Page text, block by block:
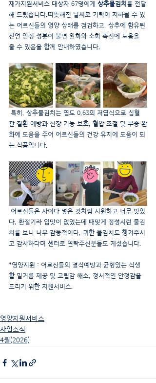
재가지원서비스 대상자 67명에게 상추물김치 를 전달
해 드렸습니다.따뜻해진 날씨로 기력이 저하될 수 있
는 어르신들의 영양 상태를 점검하고, 상추에 함유된
천연 안정 성분이 불면 완화와 소화 촉진에 도움을
줄 수 있음을 함께 안내하였습니다.
관 질환 예방과 신장 기능 보호, 혈압 조절 및 부종 완
화에 도움을 주어 어르신들의 건강 유지에 도움이 되
는 식품입니다.
다, 환절기라 입맛이 없었는데 때맞게 정성시런 물김
치를 보니 너무 감동적이다, 귀한 물김치도 챙겨주시
고 감사하다며 센터로 연락주신분들도 계셨습니다.
*영양지원 : 어르신들의 결식예방과 균형있는 식생
활 밑거름 제공 및 고립감 해소, 정서적인 안정감을
드리기 위한 지원서비스.
영양지원서비스
사업소식
4월(2026)